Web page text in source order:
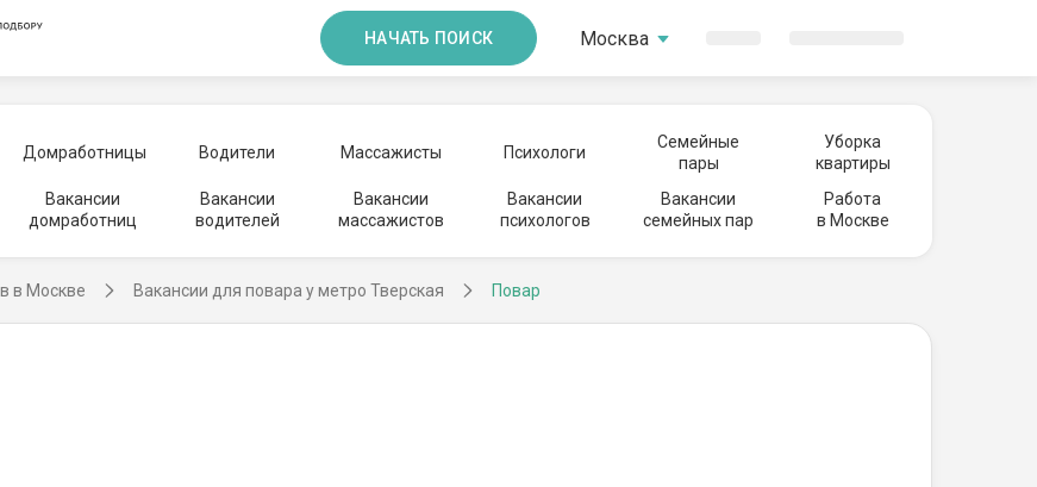
НАЧАТЬ ПОИСК Москва
Домработницы Водители Массажисты Психологи
Семейные
пары
Уборка
квартиры
Вакансии
домработниц
Вакансии
водителей
Вакансии
массажистов
Вакансии
психологов
Вакансии
семейных пар
Работа
в Москве
в Москве Вакансии для повара у метро Тверская Повар